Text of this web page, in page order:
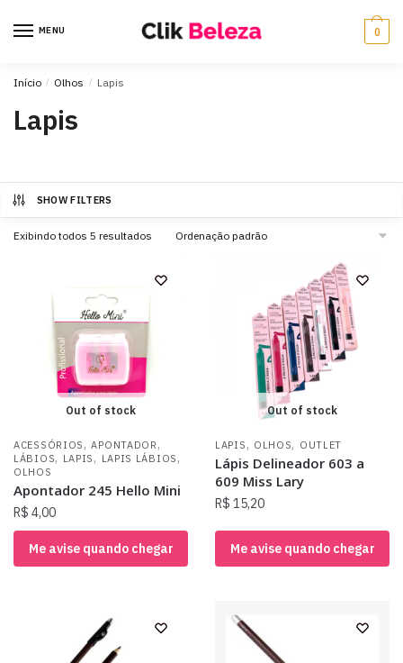
MENU 0
Início / Olhos / Lapis
Lapis
SHOW FILTERS
Exibindo todos 5 resultados
Out of stock
ACESSÓRIOS ,APONTADOR ,
LÁBIOS, LAPIS , LAPIS LÁBIOS ,
OLHOS
Apontador 245 Hello Mini
R$ 4,00
Me avise quando chegar
Out of stock
LAPIS , OLHOS, OUTLET
Lápis Delineador 603 a
609 Miss Lary
R$ 15,20
Me avise quando chegar